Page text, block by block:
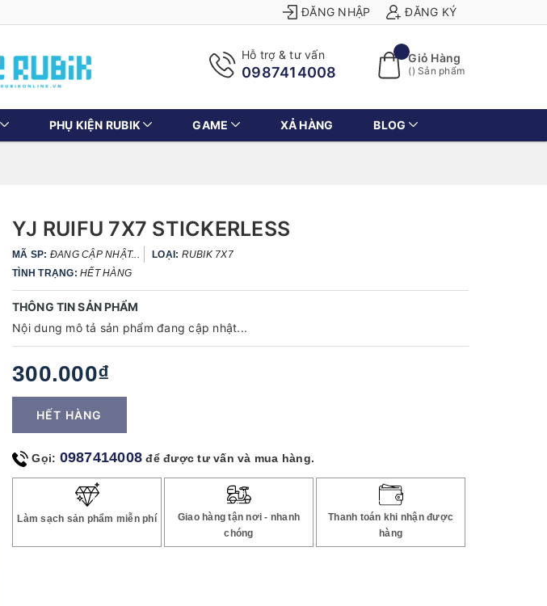
ĐĂNG NHẬP ĐĂNG KÝ
Hỗ trợ & tư vấn
0987414008
Giỏ Hàng
() Sản phẩm
PHỤ KIỆN RUBIK GAME XẢ HÀNG BLOG
YJ RUIFU 7X7 STICKERLESS
MÃ SP: ĐANG CẬP NHẬT... LOẠI: RUBIK 7X7
TÌNH TRẠNG: HẾT HÀNG
THÔNG TIN SẢN PHẨM
Nội dung mô tả sản phẩm đang cập nhật...
300.000₫
HẾT HÀNG
Gọi: 0987414008 để được tư vấn và mua hàng.
Làm sạch sản phẩm miễn phí
Giao hàng tận nơi - nhanh
chóng
Thanh toán khi nhận được
hàng